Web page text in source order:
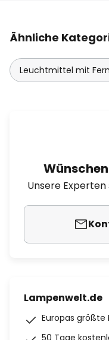
Ähnliche
Leuchtmittel mit
Unsere
Lampenwelt.de
Europas größte
50 Tage